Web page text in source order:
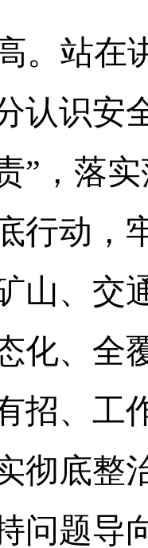
。站在
认识安
”，落
行动，
山、交
化、全
招、工
彻底整
问题导